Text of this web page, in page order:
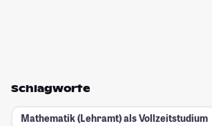
Schlagworte
Mathematik (Lehramt) als Vollzeitstudium